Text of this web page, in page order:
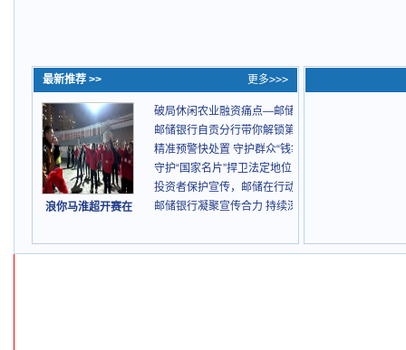
最新推荐 >> 更多>>>
浪你马淮超开赛在
破局休闲农业融资痛点—邮储银行自贡分行落地全省
邮储银行自贡分行带你解锁第32届自贡灯会的“满分
精准预警快处置 守护群众“钱袋子”
守护“国家名片”捍卫法定地位：邮储5.15护航金融民
投资者保护宣传，邮储在行动
邮储银行凝聚宣传合力 持续深化金融领域扫黑除恶